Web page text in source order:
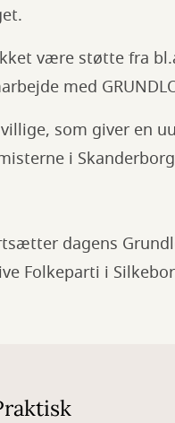
være støtte fra
med
som giver en
i
dagens
Folkeparti i